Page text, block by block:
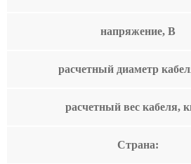
напряжение, В
расчетный диаметр
расчетный вес кабеля,
Страна: